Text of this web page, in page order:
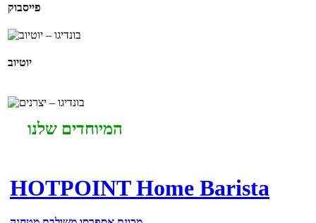
פייסבוק
יוטיוב
המיוחדים שלנו
HOTPOINT Home Barista